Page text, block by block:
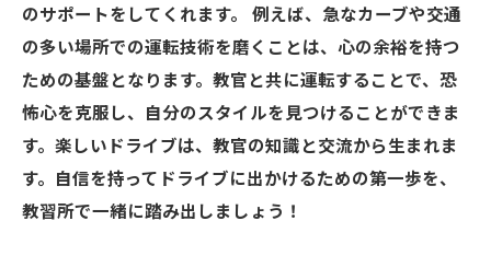
のサポートをしてくれます。 例えば、急なカーブや交通
の多い場所での運転技術を磨くことは、心の余裕を持つ
ための基盤となります。教官と共に運転することで、恐
怖心を克服し、自分のスタイルを見つけることができま
す。楽しいドライブは、教官の知識と交流から生まれま
す。自信を持ってドライブに出かけるための第一歩を、
教習所で一緒に踏み出しましょう！